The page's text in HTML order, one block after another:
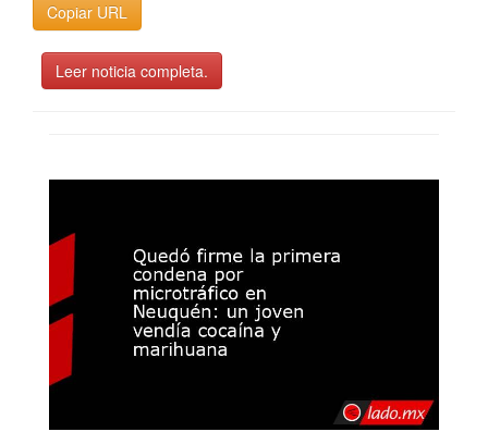
Copiar URL
Leer noticia completa.